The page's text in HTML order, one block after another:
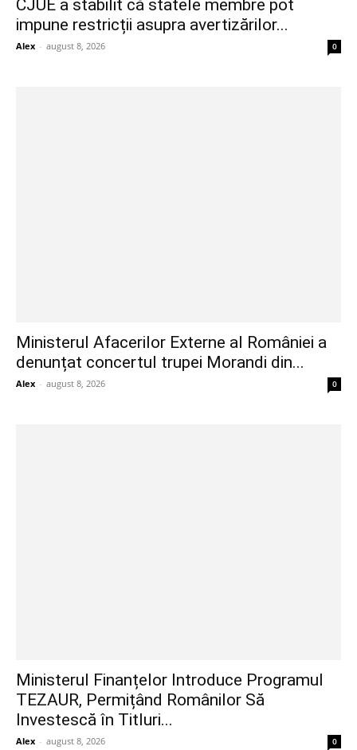
CJUE a stabilit că statele membre pot
impune restricții asupra avertizărilor...
Alex - august 8, 2026 0
Ministerul Afacerilor Externe al României a
denunțat concertul trupei Morandi din...
Alex - august 8, 2026 0
Ministerul Finanțelor Introduce Programul
TEZAUR, Permițând Românilor Să
Investescă în Titluri...
Alex - august 8, 2026 0